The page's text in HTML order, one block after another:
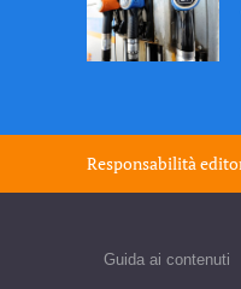
Responsabilità
Guida ai contenuti